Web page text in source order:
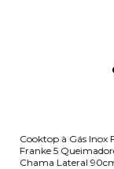
Cooktop à Gás Inox
Franke 5
Chama Lateral